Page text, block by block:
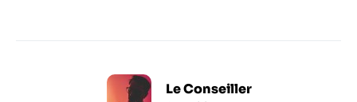
Le Conseiller